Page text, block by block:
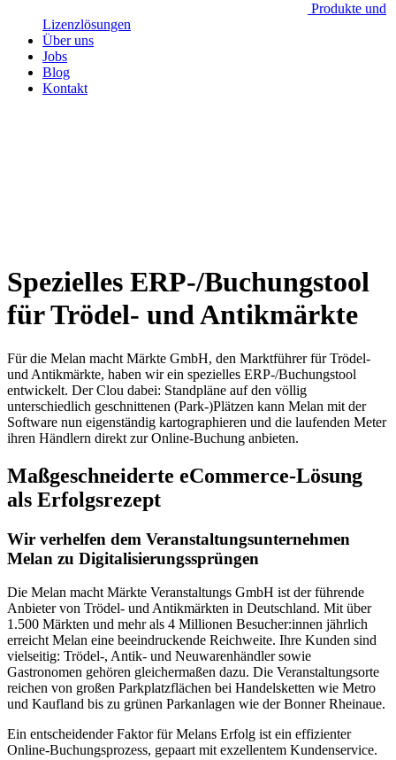
Produkte und
Lizenzlösungen
Über uns
Jobs
Blog
Kontakt
Spezielles ERP-/Buchungstool
für Trödel- und Antikmärkte
Für die Melan macht Märkte GmbH, den Marktführer für Trödel-
und Antikmärkte, haben wir ein spezielles ERP-/Buchungstool
entwickelt. Der Clou dabei: Standpläne auf den völlig
unterschiedlich geschnittenen (Park-)Plätzen kann Melan mit der
Software nun eigenständig kartographieren und die laufenden Meter
ihren Händlern direkt zur Online-Buchung anbieten.
Maßgeschneiderte eCommerce-Lösung
als Erfolgsrezept
Wir verhelfen dem Veranstaltungsunternehmen
Melan zu Digitalisierungssprüngen
Die Melan macht Märkte Veranstaltungs GmbH ist der führende
Anbieter von Trödel- und Antikmärkten in Deutschland. Mit über
1.500 Märkten und mehr als 4 Millionen Besucher:innen jährlich
erreicht Melan eine beeindruckende Reichweite. Ihre Kunden sind
vielseitig: Trödel-, Antik- und Neuwarenhändler sowie
Gastronomen gehören gleichermaßen dazu. Die Veranstaltungsorte
reichen von großen Parkplatzflächen bei Handelsketten wie Metro
und Kaufland bis zu grünen Parkanlagen wie der Bonner Rheinaue.
Ein entscheidender Faktor für Melans Erfolg ist ein effizienter
Online-Buchungsprozess, gepaart mit exzellentem Kundenservice.